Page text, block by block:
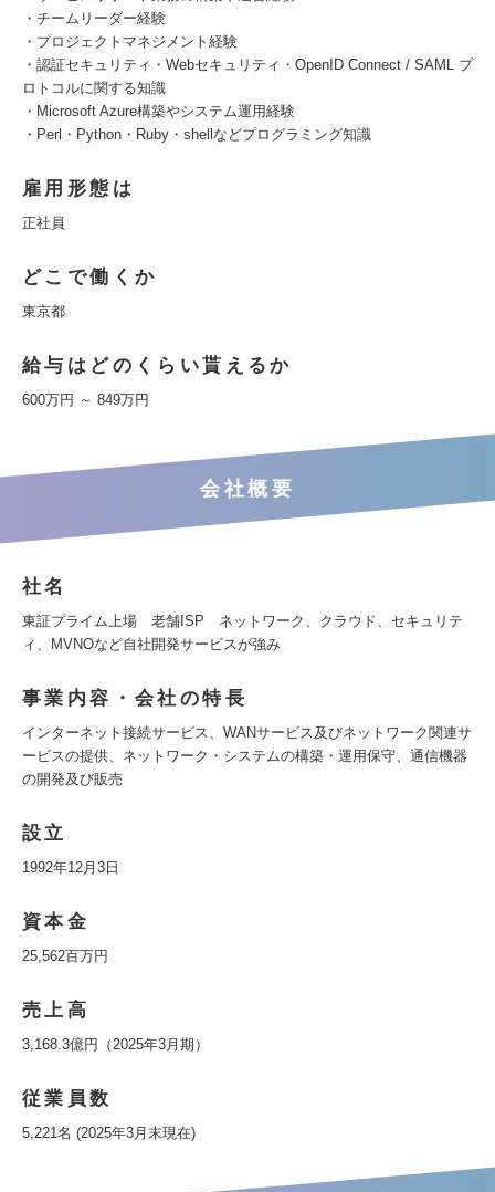
・チームリーダー経験
・プロジェクトマネジメント経験
・認証セキュリティ・Webセキュリティ・OpenID Connect / SAML プ
ロトコルに関する知識
・Microsoft Azure構築やシステム運用経験
・Perl・Python・Ruby・shellなどプログラミング知識
雇用形態は
正社員
どこで働くか
東京都
給与はどのくらい貰えるか
600万円 ～ 849万円
会社概要
社名
東証プライム上場 老舗ISP ネットワーク、クラウド、セキュリテ
ィ、MVNOなど自社開発サービスが強み
事業内容・会社の特長
インターネット接続サービス、WANサービス及びネットワーク関連サ
ービスの提供、ネットワーク・システムの構築・運用保守、通信機器
の開発及び販売
設立
1992年12月3日
資本金
25,562百万円
売上高
3,168.3億円（2025年3月期）
従業員数
5,221名 (2025年3月末現在)